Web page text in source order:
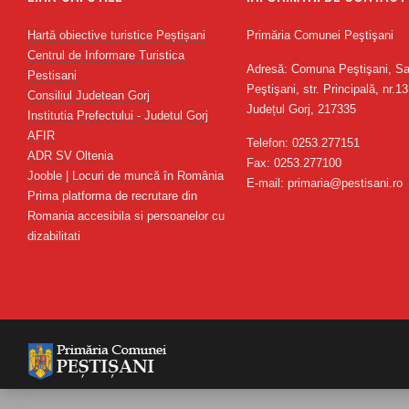
Hartă obiective turistice Peștișani
Centrul de Informare Turistica
Pestisani
Consiliul Judetean Gorj
Institutia Prefectului - Judetul Gorj
AFIR
ADR SV Oltenia
Jooble | Locuri de muncă în România
Prima platforma de recrutare din
Romania accesibila si persoanelor cu
dizabilitati
Primăria Comunei Peştişani
Adresă: Comuna Peştişani,
Peştişani, str. Principală,
Județul Gorj, 217335
Telefon: 0253.277151
Fax: 0253.277100
E-mail: primaria@pestisani.ro